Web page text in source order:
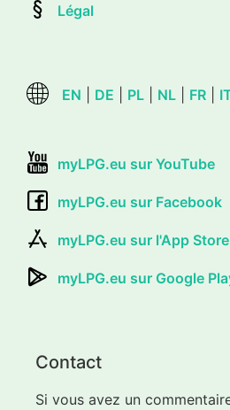
Légal
EN DE PL NL FR
myLPG.eu sur YouTube
myLPG.eu sur Facebook
myLPG.eu sur l'App Store
myLPG.eu sur Google
Contact
Si vous avez un